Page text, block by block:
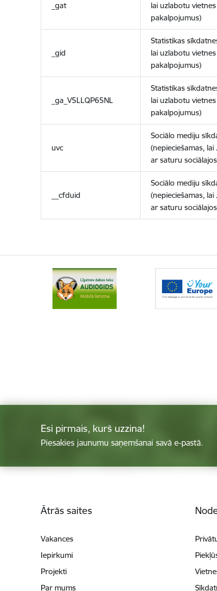
_gat
lai uzlabotu
pakalpojumus)
_gid
Statistikas
lai uzlabotu
pakalpojumus)
_ga_V5LLQP65NL
Statistikas
lai uzlabotu
pakalpojumus)
uvc
Sociālo mediju
(nepieciešamas,
ar saturu
__cfduid
Sociālo mediju
(nepieciešamas,
ar saturu
Esi pirmais, kurš uzzina!
Piesakies jaunumu saņemšanai savā e-pastā.
Ātrās saites
Vakances
Iepirkumi
Projekti
Par mums